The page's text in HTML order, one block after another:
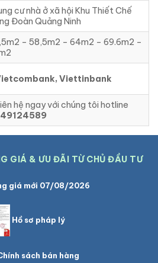
cư nhà ở xã hội Khu Thiết Chế
Đoàn Quảng Ninh
– 58,5m2 – 64m2 – 69.6m2 –
Viettinbank
hệ ngay với chúng tôi hotline
GIÁ & ƯU ĐÃI TỪ CHỦ ĐẦU TƯ
giá mới 07/08/2026
Hồ sơ pháp lý
sách bán hàng